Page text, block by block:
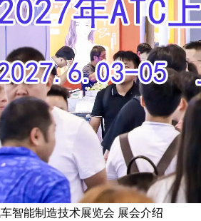
智能制造技术展览会 展会介绍